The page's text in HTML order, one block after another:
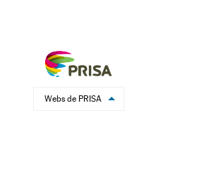
FACEBOOK
EN TWITTER
EN YOUTUBE
BRASIL EN INSTAGRAM
Webs de PRISA